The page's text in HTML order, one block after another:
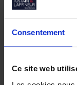
Consentement
Ce site web